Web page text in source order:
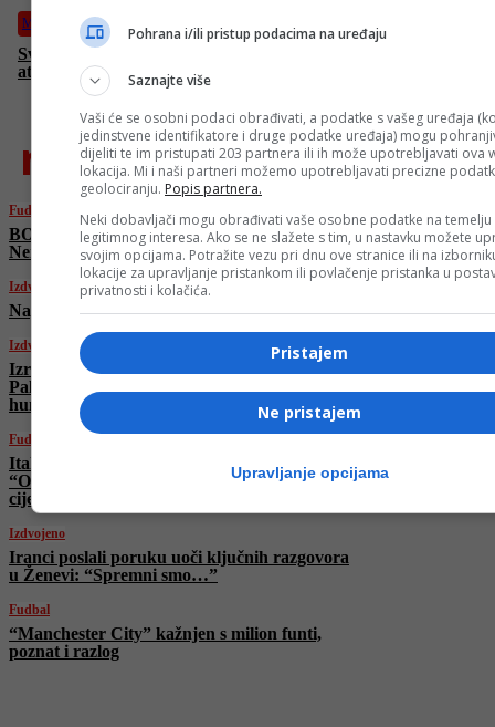
Magazin
Svemirska letjelica iz doba Hladnog rata vraća se u Zemljinu
atmosferu nakon 53 godine u orbiti
najnovije
Fudbal
BOMBA u Bordo klubu: Na Koševo stiže
Nermin Mujkić
Izdvojeno
Napadnuta bolnica u Teheranu
Izdvojeno
Izrael bez ikakve milosti! I danas ubijeni
Palestinci koji su čekali u redu za
humanitarnu pomoć
Fudbal
Italijanska legenda o Džekinom transferu:
“Odličan potez! Mi smo ga htjeli po svaku
cijenu!”
Izdvojeno
Iranci poslali poruku uoči ključnih razgovora
u Ženevi: “Spremni smo…”
Fudbal
“Manchester City” kažnjen s milion funti,
poznat i razlog
Pohrana i/ili pristup podacima na uređaju
Saznajte više
Vaši će se osobni podaci obrađivati, a podatke s vašeg uređaja
jedinstvene identifikatore i druge podatke uređaja) mogu
dijeliti te im pristupati 203 partnera ili ih može upotrebljavati ova
lokacija. Mi i naši partneri možemo upotrebljavati precizne
geolociranju. Popis partnera.
Neki dobavljači mogu obrađivati vaše osobne podatke na temelju
legitimnog interesa. Ako se ne slažete s tim, u nastavku možete
svojim opcijama. Potražite vezu pri dnu ove stranice ili na
lokacije za upravljanje pristankom ili povlačenje pristanka u
privatnosti i kolačića.
Pristajem
Ne pristajem
Upravljanje opcijama